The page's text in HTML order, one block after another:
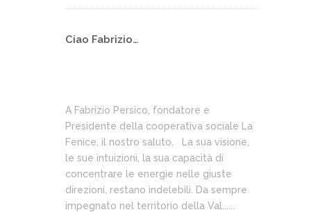
Ciao Fabrizio…
A Fabrizio Persico, fondatore e
Presidente della cooperativa sociale La
Fenice, il nostro saluto. La sua visione,
le sue intuizioni, la sua capacità di
concentrare le energie nelle giuste
direzioni, restano indelebili. Da sempre
impegnato nel territorio della Val......